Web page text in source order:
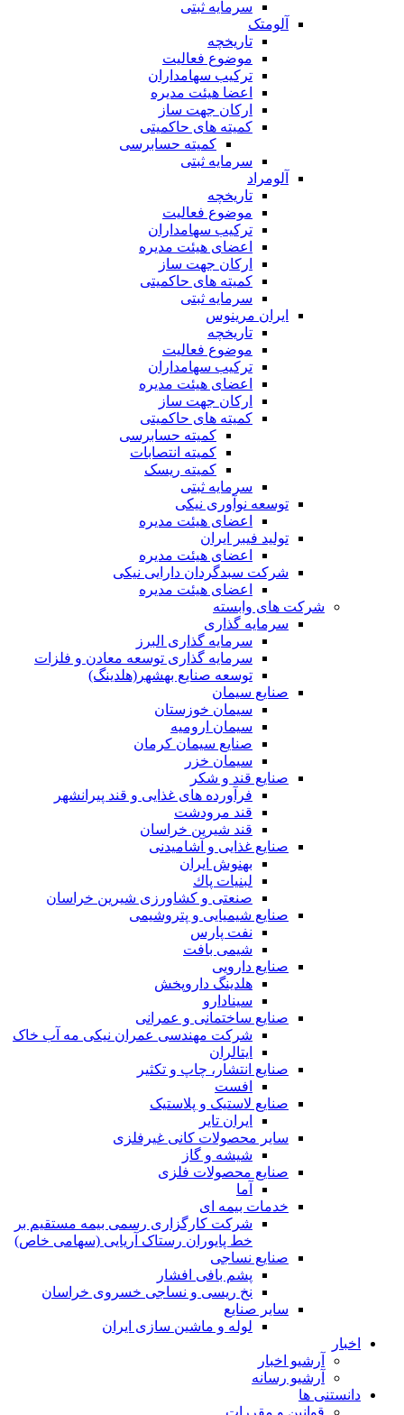
سرمایه ثبتی
آلومتک
تاریخچه
موضوع فعالیت
ترکیب سهامداران
اعضا هیئت مدیره
ارکان جهت ساز
کمیته های حاکمیتی
کمیته حسابرسی
سرمایه ثبتی
آلومراد
تاریخچه
موضوع فعالیت
ترکیب سهامداران
اعضای هیئت مدیره
ارکان جهت ساز
کمیته های حاکمیتی
سرمایه ثبتی
ایران مرینوس
تاریخچه
موضوع فعالیت
ترکیب سهامداران
اعضای هیئت مدیره
ارکان جهت ساز
کمیته های حاکمیتی
کمیته حسابرسی
کمیته انتصابات
کمیته ریسک
سرمایه ثبتی
توسعه نوآوری نیکی
اعضای هیئت مدیره
تولید فیبر ایران
اعضای هیئت مدیره
شرکت سبدگردان دارایی نیکی
اعضای هیئت مدیره
شرکت های وابسته
سرمایه گذاری
سرمایه گذاری البرز
سرمایه گذاری توسعه معادن و فلزات
توسعه‌ صنایع‌ بهشهر(هلدینگ)
صنایع سیمان
سیمان خوزستان
سیمان ارومیه
صنایع سیمان کرمان
سیمان خزر
صنایع قند و شکر
فرآورده های غذایی و قند پیرانشهر
قند مرودشت
قند شیرین خراسان
صنایع غذايی و آشاميدنی
بهنوش ایران
لبنيات پاك
صنعتی و کشاورزی شیرین خراسان
صنایع شیمیایی و پتروشیمی
نفت پارس
شیمی بافت
صنایع دارویی
هلدینگ داروپخش
سینادارو
صنایع ساختمانی و عمرانی
شرکت مهندسی عمران نیکی مه آب خاک
ایتالران
صنایع انتشار، چاپ و تکثير
افست
صنایع لاستیک و پلاستیک
ایران تایر
ساير محصولات كانی غيرفلزی
شیشه و گاز
صنایع محصولات فلزی
آما
خدمات بیمه ای
شرکت کارگزاری رسمی بیمه مستقیم بر
خط پایوران رستاک آریایی (سهامی خاص)
صنایع نساجی
پشم بافی افشار
نخ ریسی و نساجی خسروی خراسان
سایر صنایع
لوله و ماشین سازی ایران
اخبار
آرشیو اخبار
آرشیو رسانه
دانستنی ها
قوانین و مقررات